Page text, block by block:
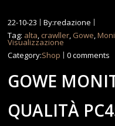
22-10-23
By:redazione
Tag: alta, crawller, Gowe,
Visualizzazione
Category:Shop 0 comments
GOWE
QUALITÀ